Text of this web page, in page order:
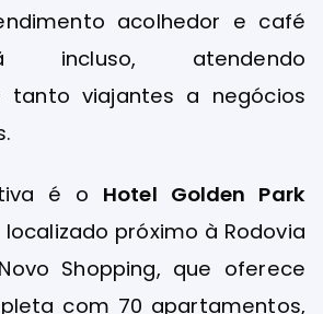
acolhedor e café
incluso, atendendo
tanto viajantes a negócios
é o Hotel Golden Park
localizado próximo à Rodovia
Shopping, que oferece
com 70 apartamentos,